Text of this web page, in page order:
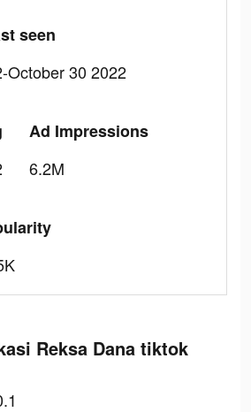
seen
October 30 2022
Ad Impressions
6.2M
Reksa Dana tiktok